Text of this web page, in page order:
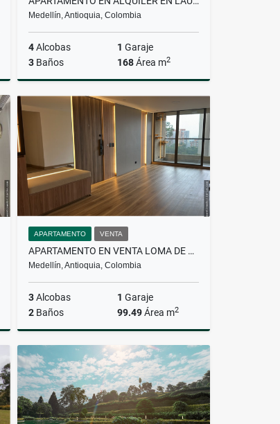
Medellín, Antioquia, Colombia
4Alcobas 1 Garaje
3 Baños 168Área m2
Venta
$700.000.000
APARTAMENTO VENTA
APARTAMENTO EN VENTA LOMA DE LOS BERNAL
Medellín, Antioquia, Colombia
3Alcobas 1 Garaje
2 Baños 99.49Área m2
Venta
$870.000.000